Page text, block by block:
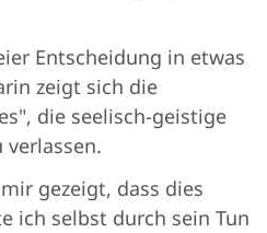
Entscheidung in etwas
zeigt sich die
die seelisch-geistige
verlassen.
gezeigt, dass dies
ich selbst durch sein Tun